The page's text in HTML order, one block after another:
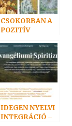
CSOKORBAN A
POZITÍV
IDEGEN NYELVI
INTEGRÁCIÓ –